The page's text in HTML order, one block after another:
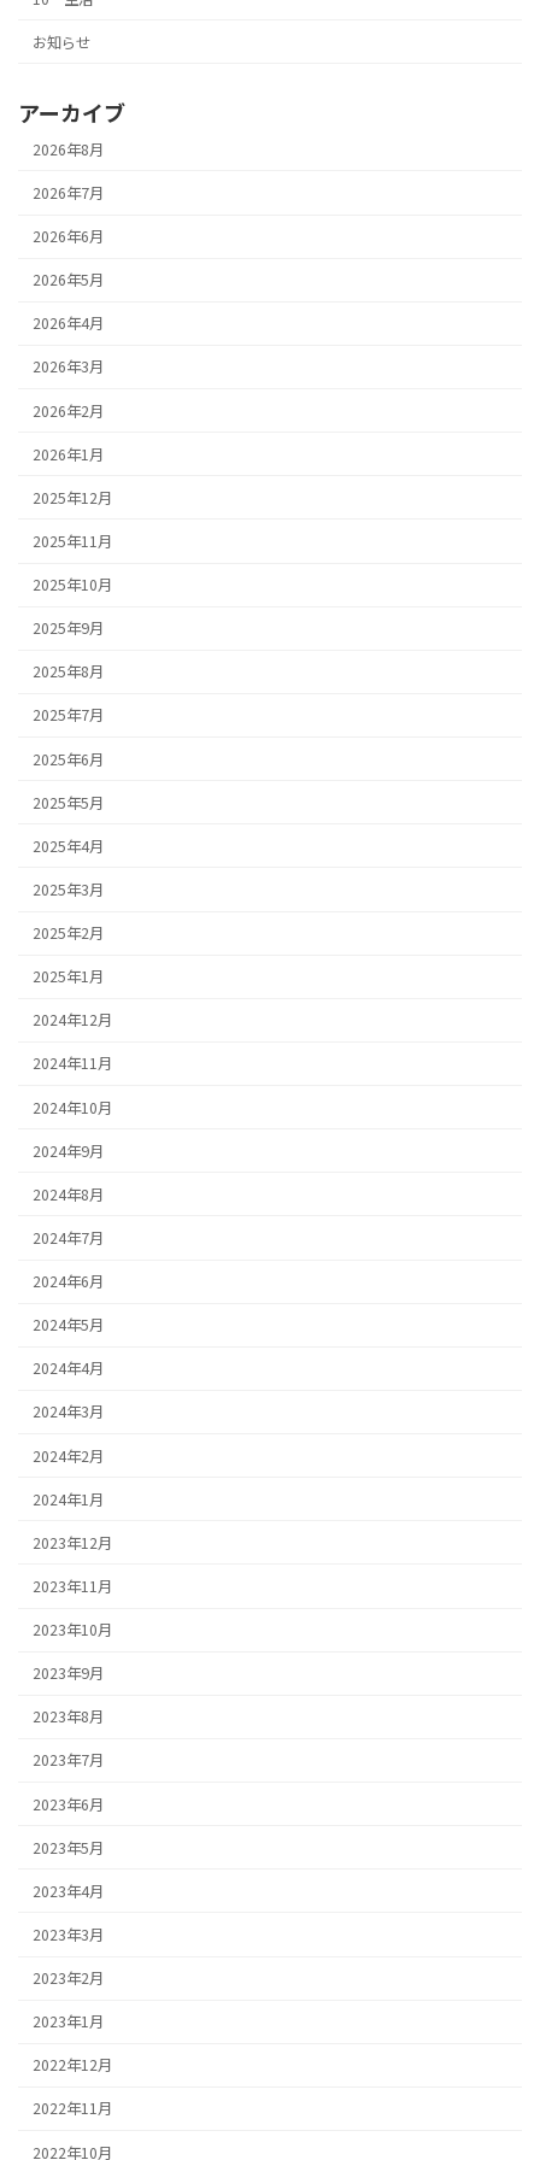
お知らせ
アーカイブ
2026年8月
2026年7月
2026年6月
2026年5月
2026年4月
2026年3月
2026年2月
2026年1月
2025年12月
2025年11月
2025年10月
2025年9月
2025年8月
2025年7月
2025年6月
2025年5月
2025年4月
2025年3月
2025年2月
2025年1月
2024年12月
2024年11月
2024年10月
2024年9月
2024年8月
2024年7月
2024年6月
2024年5月
2024年4月
2024年3月
2024年2月
2024年1月
2023年12月
2023年11月
2023年10月
2023年9月
2023年8月
2023年7月
2023年6月
2023年5月
2023年4月
2023年3月
2023年2月
2023年1月
2022年12月
2022年11月
2022年10月